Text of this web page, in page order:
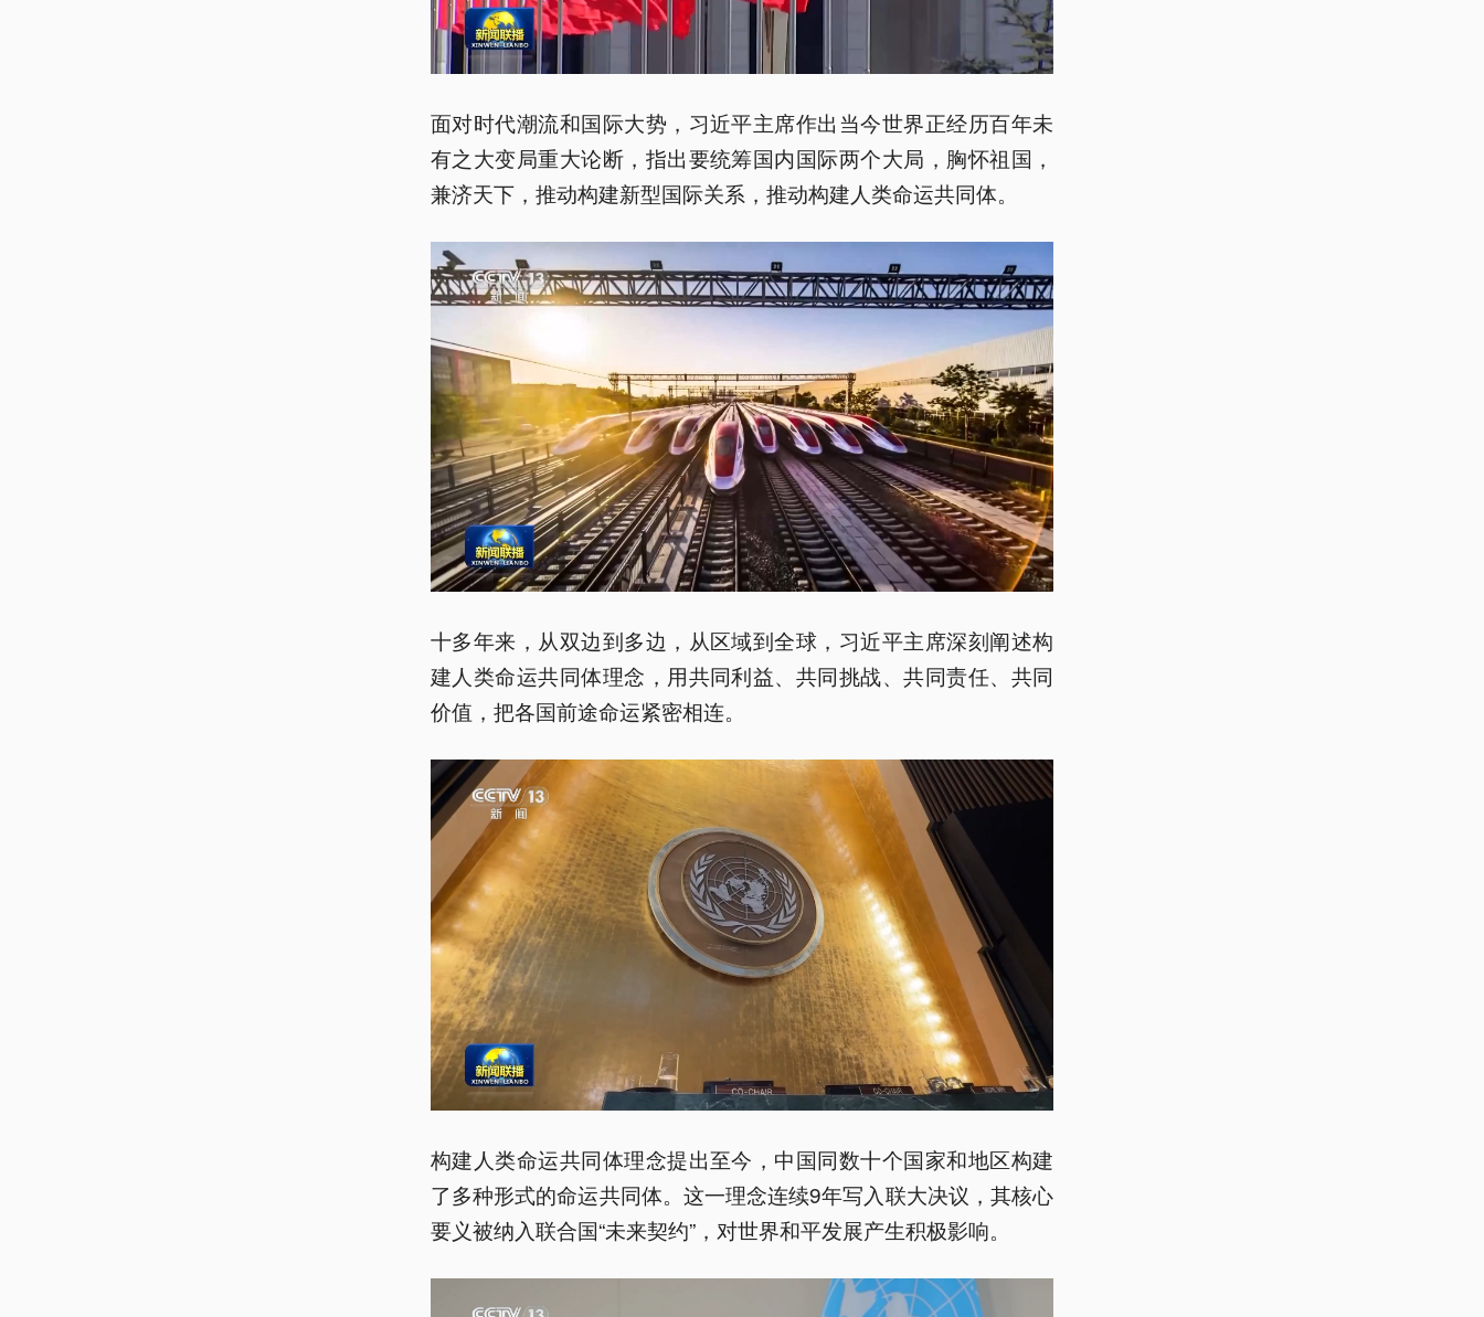
面对时代潮流和国际大势，习近平主席作出当今世界正经历百年未
有之大变局重大论断，指出要统筹国内国际两个大局，胸怀祖国，
兼济天下，推动构建新型国际关系，推动构建人类命运共同体。
十多年来，从双边到多边，从区域到全球，习近平主席深刻阐述构
建人类命运共同体理念，用共同利益、共同挑战、共同责任、共同
价值，把各国前途命运紧密相连。
构建人类命运共同体理念提出至今，中国同数十个国家和地区构建
了多种形式的命运共同体。这一理念连续9年写入联大决议，其核心
要义被纳入联合国“未来契约”，对世界和平发展产生积极影响。